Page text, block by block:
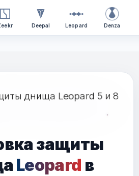
защиты
Leopard в
Deepal Leopard Denza